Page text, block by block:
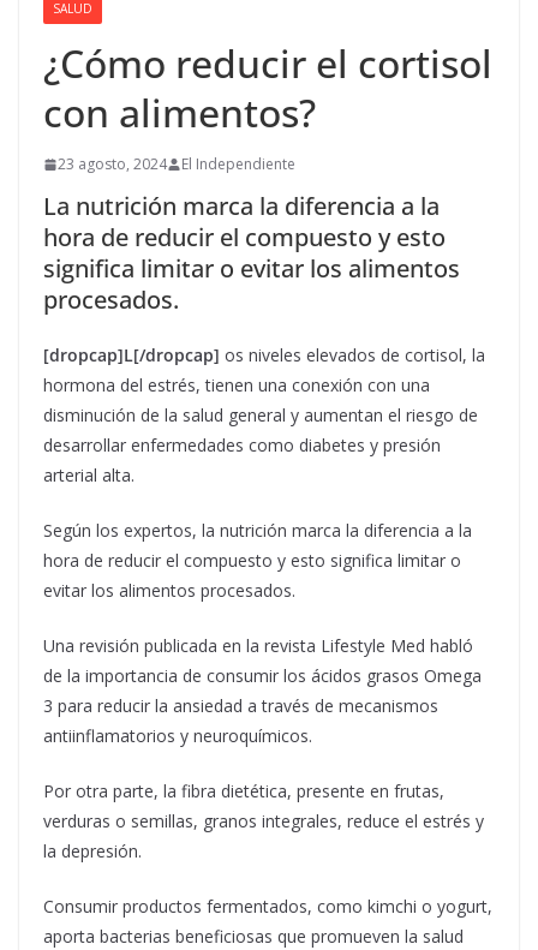
SALUD
¿Cómo reducir el cortisol
con alimentos?
23 agosto, 2024 El Independiente
La nutrición marca la diferencia a la
hora de reducir el compuesto y esto
significa limitar o evitar los alimentos
procesados.
[dropcap]L[/dropcap] os niveles elevados de cortisol, la
hormona del estrés, tienen una conexión con una
disminución de la salud general y aumentan el riesgo de
desarrollar enfermedades como diabetes y presión
arterial alta.
Según los expertos, la nutrición marca la diferencia a la
hora de reducir el compuesto y esto significa limitar o
evitar los alimentos procesados.
Una revisión publicada en la revista Lifestyle Med habló
de la importancia de consumir los ácidos grasos Omega
3 para reducir la ansiedad a través de mecanismos
antiinflamatorios y neuroquímicos.
Por otra parte, la fibra dietética, presente en frutas,
verduras o semillas, granos integrales, reduce el estrés y
la depresión.
Consumir productos fermentados, como kimchi o yogurt,
aporta bacterias beneficiosas que promueven la salud